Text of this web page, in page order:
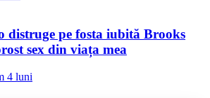
distruge pe fosta iubită Brooks
sex din viața mea
4 luni